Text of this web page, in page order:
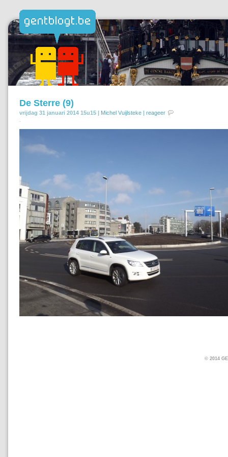
De Sterre (9)
vrijdag 31 januari 2014 15u15 | Michel Vuijlsteke | reageer
© 2014